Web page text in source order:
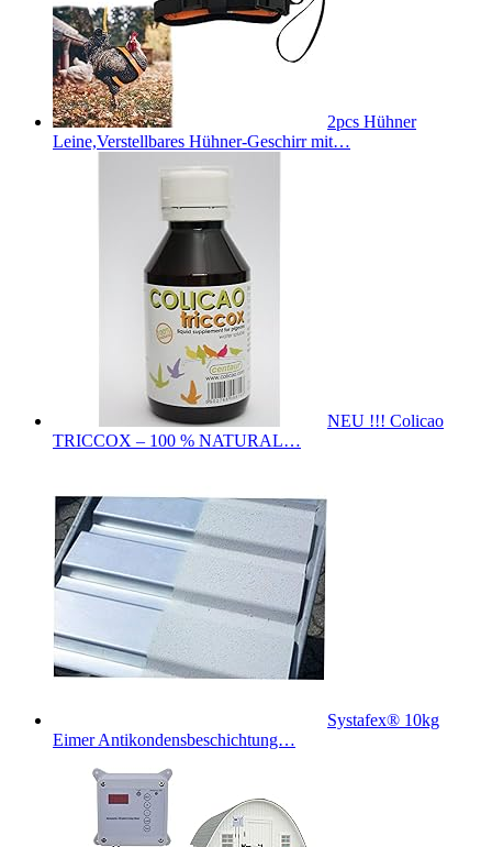
2pcs Hühner
Leine,Verstellbares Hühner-Geschirr mit…
NEU !!! Colicao
TRICCOX – 100 % NATURAL…
Systafex® 10kg
Eimer Antikondensbeschichtung…